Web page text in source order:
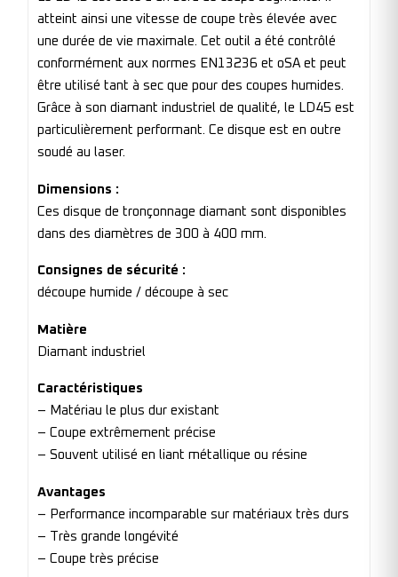
atteint ainsi une vitesse de coupe très élevée avec
une durée de vie maximale. Cet outil a été contrôlé
conformément aux normes EN13236 et oSA et peut
être utilisé tant à sec que pour des coupes humides.
Grâce à son diamant industriel de qualité, le LD45 est
particulièrement performant. Ce disque est en outre
soudé au laser.
Dimensions :
Ces disque de tronçonnage diamant sont disponibles
dans des diamètres de 300 à 400 mm.
Consignes de sécurité :
découpe humide / découpe à sec
Matière
Diamant industriel
Caractéristiques
– Matériau le plus dur existant
– Coupe extrêmement précise
– Souvent utilisé en liant métallique ou résine
Avantages
– Performance incomparable sur matériaux très durs
– Très grande longévité
– Coupe très précise